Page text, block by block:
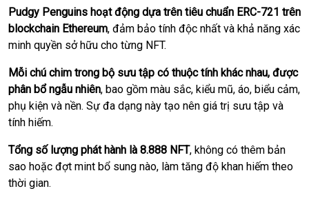
Pudgy Penguins hoạt động dựa trên tiêu chuẩn ERC-721 trên
blockchain Ethereum, đảm bảo tính độc nhất và khả năng xác
minh quyền sở hữu cho từng NFT.
Mỗi chú chim trong bộ sưu tập có thuộc tính khác nhau, được
phân bổ ngẫu nhiên, bao gồm màu sắc, kiểu mũ, áo, biểu cảm,
phụ kiện và nền. Sự đa dạng này tạo nên giá trị sưu tập và
tính hiếm.
Tổng số lượng phát hành là 8.888 NFT, không có thêm bản
sao hoặc đợt mint bổ sung nào, làm tăng độ khan hiếm theo
thời gian.